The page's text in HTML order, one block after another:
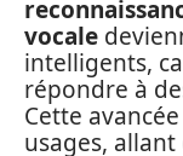
vocale
intelligents,
répondre à
Cette
usages, allant